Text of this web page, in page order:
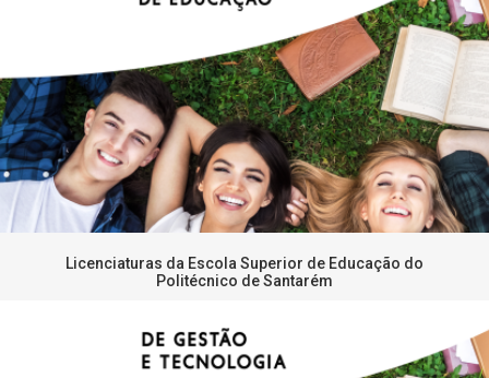
Licenciaturas da Escola Superior de Educação do
Politécnico de Santarém